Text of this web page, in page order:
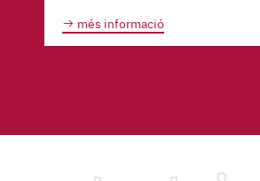
més informació